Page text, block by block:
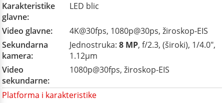
Karakteristike
glavne:
LED blic
Video glavne:
4K@30fps, 1080p@30ps, žiroskop-EIS
Sekundarna
kamera:
Jednostruka: 8 MP, f/2.3, (široki), 1/4.0",
1.12µm
Video
sekundarne:
1080p@30fps, žiroskop-EIS
Platforma i karakteristike